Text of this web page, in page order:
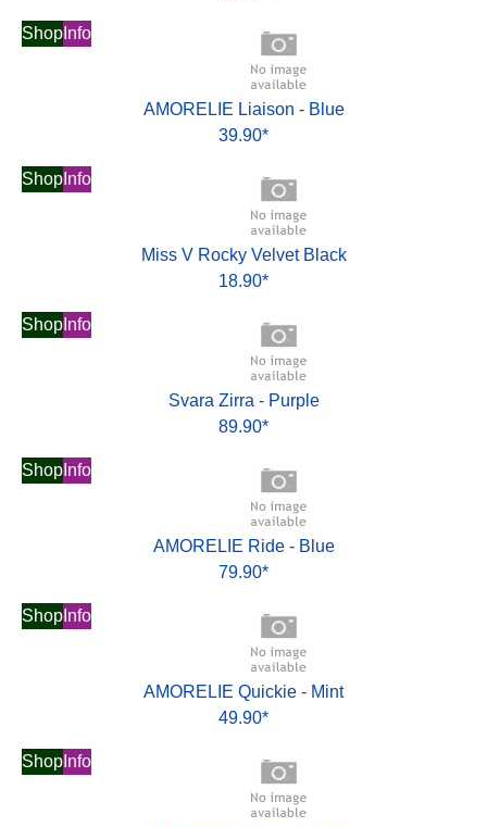
Shop Info
AMORELIE Liaison - Blue
39.90*
Shop Info
Miss V Rocky Velvet Black
18.90*
Shop Info
Svara Zirra - Purple
89.90*
Shop Info
AMORELIE Ride - Blue
79.90*
Shop Info
AMORELIE Quickie - Mint
49.90*
Shop Info